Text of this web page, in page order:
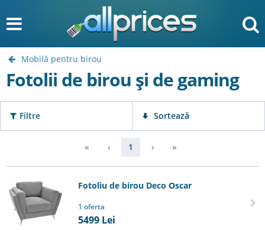
Mobilă pentru birou
Fotolii de birou și de gaming
Filtre Sortează
« ‹ 1 › »
Fotoliu de birou Deco Oscar
1 oferta
5499 Lei